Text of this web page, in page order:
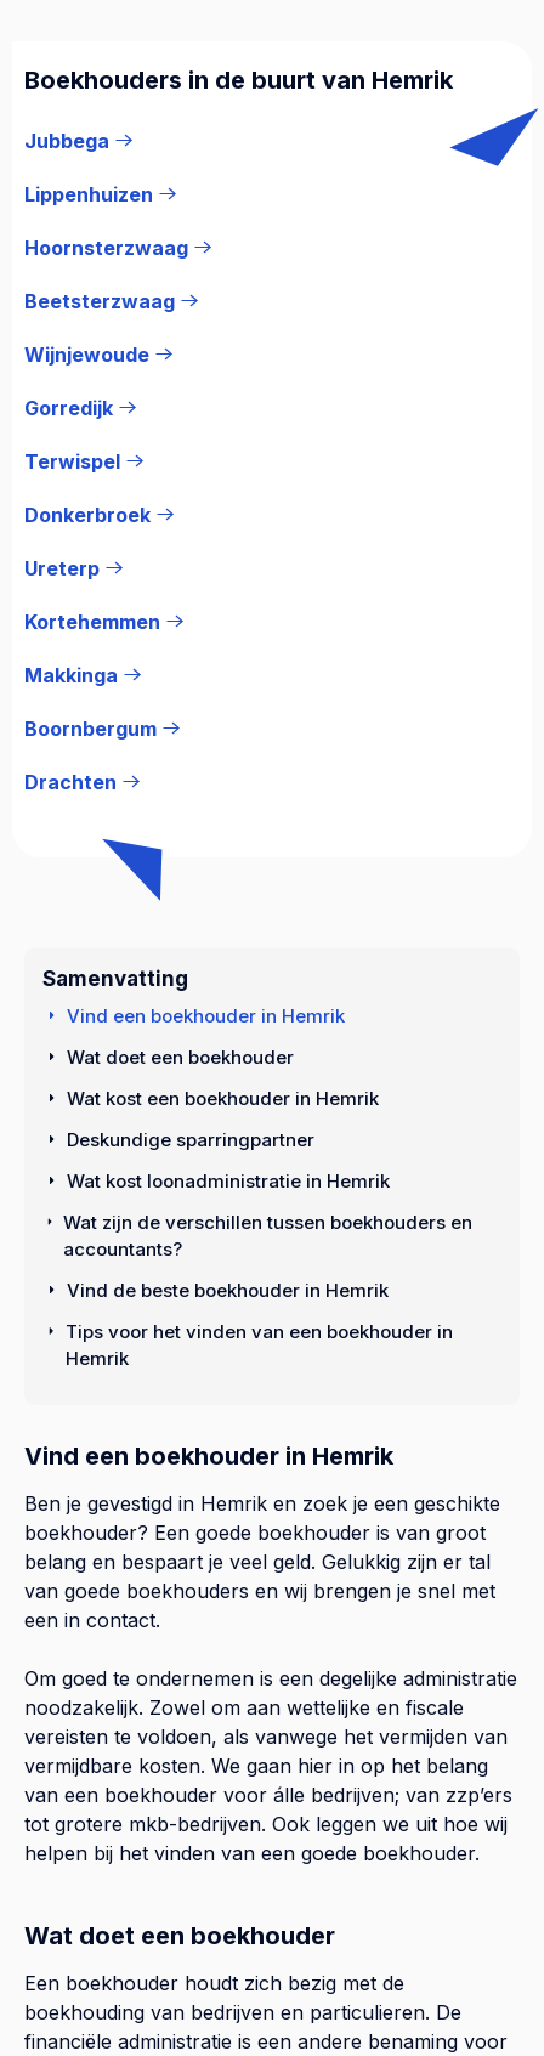
Boekhouders in de buurt van Hemrik
Jubbega
Lippenhuizen
Hoornsterzwaag
Beetsterzwaag
Wijnjewoude
Gorredijk
Terwispel
Donkerbroek
Ureterp
Kortehemmen
Makkinga
Boornbergum
Drachten
Vind een boekhouder in Hemrik
Ben je gevestigd in Hemrik en zoek je een geschikte
boekhouder? Een goede boekhouder is van groot
belang en bespaart je veel geld. Gelukkig zijn er tal
van goede boekhouders en wij brengen je snel met
een in contact.
Om goed te ondernemen is een degelijke administratie
noodzakelijk. Zowel om aan wettelijke en fiscale
vereisten te voldoen, als vanwege het vermijden van
vermijdbare kosten. We gaan hier in op het belang
van een boekhouder voor álle bedrijven; van zzp’ers
tot grotere mkb-bedrijven. Ook leggen we uit hoe wij
helpen bij het vinden van een goede boekhouder.
Wat doet een boekhouder
Een boekhouder houdt zich bezig met de
boekhouding van bedrijven en particulieren. De
financiële administratie is een andere benaming voor
Samenvatting
Vind een boekhouder in Hemrik
Wat doet een boekhouder
Wat kost een boekhouder in Hemrik
Deskundige sparringpartner
Wat kost loonadministratie in Hemrik
Wat zijn de verschillen tussen boekhouders en
accountants?
Vind de beste boekhouder in Hemrik
Tips voor het vinden van een boekhouder in
Hemrik